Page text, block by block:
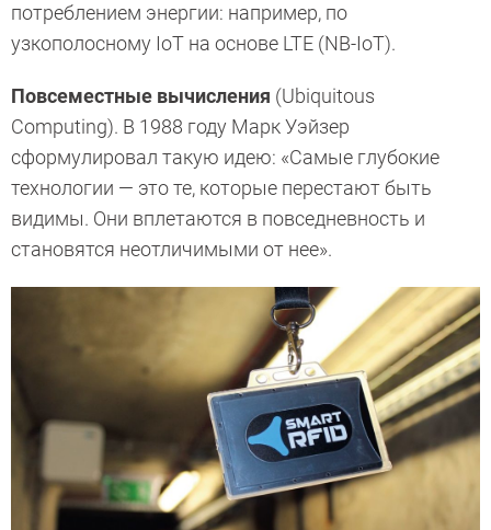
потреблением энергии: например, по
узкополосному IoT на основе LTE (NB-IoT).
Повсеместные вычисления (Ubiquitous
Computing). В 1988 году Марк Уэйзер
сформулировал такую идею: «Самые глубокие
технологии — это те, которые перестают быть
видимы. Они вплетаются в повседневность и
становятся неотличимыми от нее».